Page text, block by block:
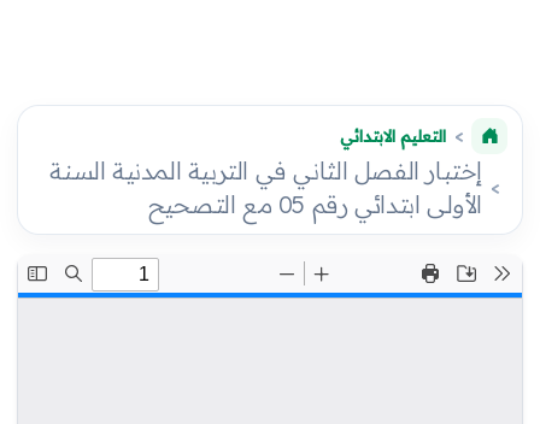
التعليم الابتدائي
إختبار الفصل الثاني في التربية المدنية السنة
الأولى ابتدائي رقم 05 مع التصحيح